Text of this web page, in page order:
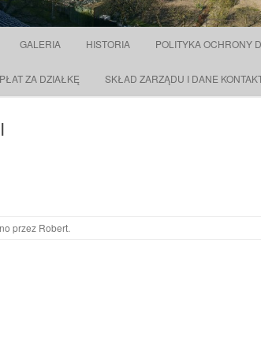
GALERIA HISTORIA POLITYKA OCHRONY
ZA DZIAŁKĘ SKŁAD ZARZĄDU I DANE
przez Robert.